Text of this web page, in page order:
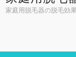
家庭用脱毛器の脱毛効